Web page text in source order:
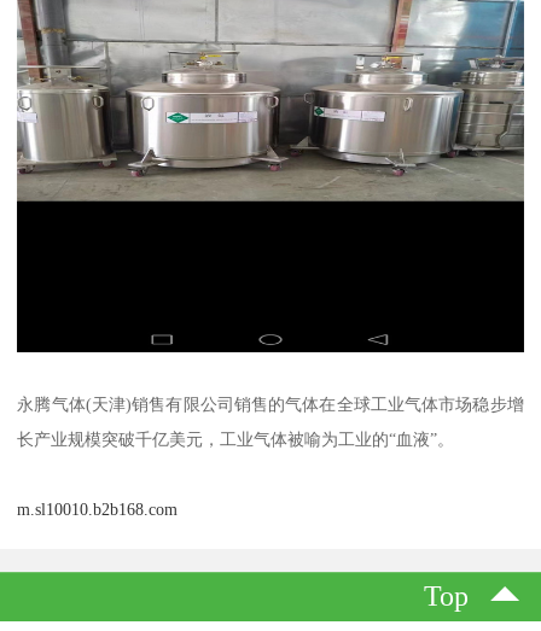
永腾气体(天津)销售有限公司销售的气体在全球工业气体市场稳步增
长产业规模突破千亿美元，工业气体被喻为工业的“血液”。
m.sl10010.b2b168.com
Top